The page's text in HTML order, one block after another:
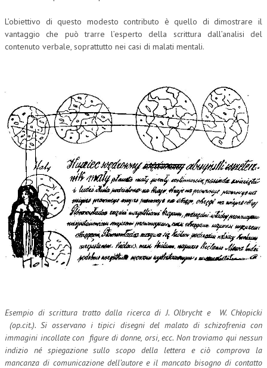
L’obiettivo di questo modesto contributo è quello di dimostrare il
vantaggio che può trarre l’esperto della scrittura dall’analisi del
contenuto verbale, soprattutto nei casi di malati mentali.
Esempio di scrittura tratto dalla ricerca di J. Olbrycht e W. Chłopicki
(op.cit.). Si osservano i tipici disegni del malato di schizofrenia con
immagini incollate con figure di donne, orsi, ecc. Non troviamo qui nessun
indizio né spiegazione sullo scopo della lettera e ciò comprova la
mancanza di comunicazione dell’autore e il mancato bisogno di contatto